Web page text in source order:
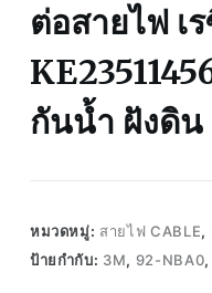
ต่อสายไฟ เ
กันน้ำ ฝังดิน
หมวดหมู่: สายไฟ CABLE,
ป้ายกำกับ: 3M, 92-NBA0,